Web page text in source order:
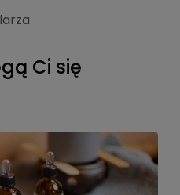
Ci się